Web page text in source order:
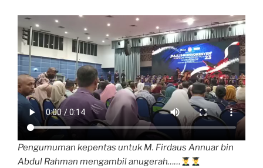
Pengumuman kepentas untuk M. Firdaus Annuar bin
Abdul Rahman mengambil anugerah……